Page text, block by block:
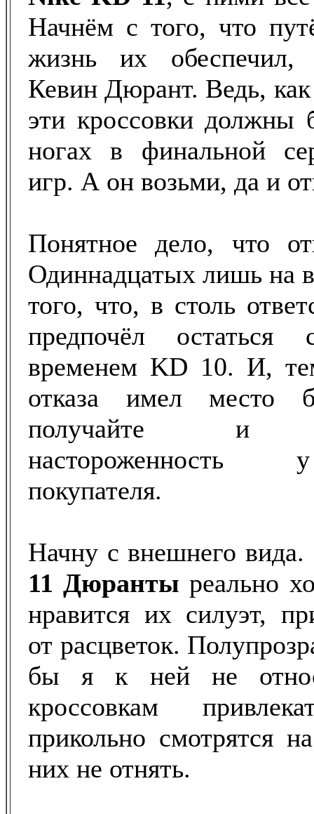
Начнём с того, что
жизнь их обеспечил,
Кевин Дюрант. Ведь,
эти кроссовки должны
ногах в финальной
игр. А он возьми, да и
Понятное дело, что
Одиннадцатых лишь на
того, что, в столь
предпочёл остаться
временем KD 10. И,
отказа имел место
получайте и
настороженность
покупателя.
Начну с внешнего
11 Дюранты реально
нравится их силуэт,
от расцветок.
бы я к ней не
кроссовкам
прикольно смотрятся
них не отнять.